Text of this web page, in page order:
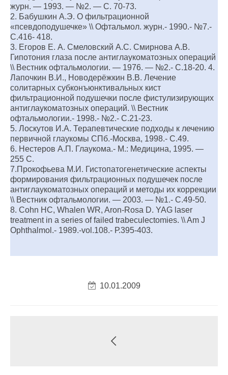
журн. — 1993. — №2. — С. 70-73.
2. Бабушкин А.Э. О фильтрационной
«псевдоподушечке» \\ Офтальмол. журн.- 1990.- №7.-
С.416- 418.
3. Егоров Е. А. Смеловский А.С. Смирнова А.В.
Гипотония глаза после антиглаукоматозных операций
\\ Вестник офтальмологии. — 1976. — №2.- С.18-20. 4.
Лапочкин В.И., Новодерёжкин В.В. Лечение
солитарных субконъюнктивальных кист
фильтрационной подушечки после фистулизирующих
антиглаукоматозных операций. \\ Вестник
офтальмологии.- 1998.- №2.- С.21-23.
5. Лоскутов И.А. Терапевтические подходы к лечению
первичной глаукомы СПб.-Москва, 1998.- С.49.
6. Нестеров А.П. Глаукома.- М.: Медицина, 1995. —
255 С.
7.Прокофьева М.И. Гистопатогенетические аспекты
формирования фильтрационных подушечек после
антиглаукоматозных операций и методы их коррекции
\\ Вестник офтальмологии. — 2003. — №1.- С.49-50.
8. Cohn HC, Whalen WR, Aron-Rosa D. YAG laser
treatment in a series of failed trabeculectomies. \\ Am J
Ophthalmol.- 1989.-vol.108.- Р.395-403.
10.01.2009